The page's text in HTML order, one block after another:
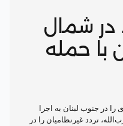
در شمال
با حمله
در جنوب لبنان به اجرا
تردد غیرنظامیان را در